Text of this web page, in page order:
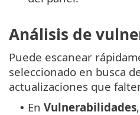
Análisis de
Puede escanear
seleccionado en busca
actualizaciones que
• En Vulnerabilidades